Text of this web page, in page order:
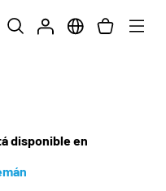
disponible en